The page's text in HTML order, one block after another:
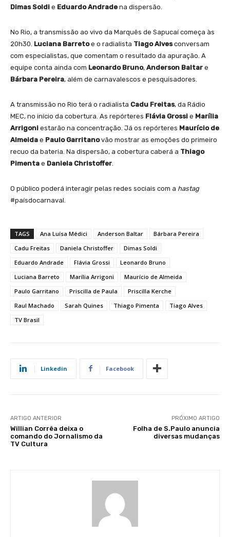
Dimas Soldi e Eduardo Andrade na dispersão.
No Rio, a transmissão ao vivo da Marquês de Sapucaí começa às
20h30. Luciana Barretoe o radialista Tiago Alvesconversam
com especialistas, que comentam o resultado da apuração. A
equipe conta ainda com Leonardo Bruno, Anderson Baltar e
Bárbara Pereira, além de carnavalescos e pesquisadores.
A transmissão no Rio terá o radialista Cadu Freitas, da Rádio
MEC, no início da cobertura. As repórteres Flávia Grossi e Marília
Arrigoni estarão na concentração. Já os repórteres Maurício de
Almeida e Paulo Garritanovão mostrar as emoções do primeiro
recuo da bateria. Na dispersão, a cobertura caberá a Thiago
Pimenta e Daniela Christoffer
O público poderá interagir pelas redes sociais com a hastag
#paísdocarnaval.
TAGS Ana Luísa Médici Anderson Baltar
Bárbara Pereira
Cadu Freitas
Daniela Christoffer
Dimas Soldi
Eduardo Andrade
Flávia Grossi
Leonardo Bruno
Luciana Barreto
Marília Arrigoni
Maurício de Almeida
Paulo Garritano
Priscilla de Paula
Priscilla Kerche
Raul Machado
Sarah Quines Thiago Pimenta
Tiago Alves
TV Brasil
Linkedin Facebook
ARTIGO ANTERIOR
Willian Corrêa deixa o
comando do Jornalismo da
TV Cultura
PRÓXIMO ARTIGO
Folha de S.Paulo anuncia
diversas mudanças